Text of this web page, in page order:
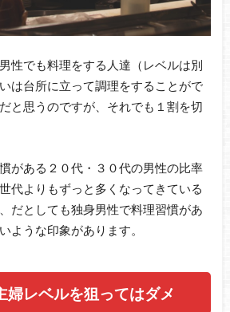
性でも料理をする人達（レベルは別
は台所に立って調理をすることがで
と思うのですが、それでも１割を切
がある２０代・３０代の男性の比率
代よりもずっと多くなってきている
だとしても独身男性で料理習慣があ
ような印象があります。
婦レベルを狙ってはダメ